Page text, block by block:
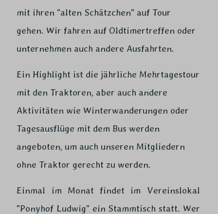
mit ihren "alten Schätzchen" auf Tour
gehen. Wir fahren auf Oldtimertreffen oder
unternehmen auch andere Ausfahrten.
Ein Highlight ist die jährliche Mehrtagestour
mit den Traktoren, aber auch andere
Aktivitäten wie Winterwanderungen oder
Tagesausflüge mit dem Bus werden
angeboten, um auch unseren Mitgliedern
ohne Traktor gerecht zu werden.
Einmal im Monat findet im Vereinslokal
"Ponyhof Ludwig" ein Stammtisch statt. Wer